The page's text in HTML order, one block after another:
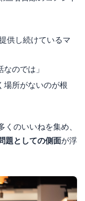
供し続けているマ
のでは」
場所がないのが根
くのいいねを集め、
題としての側面が浮